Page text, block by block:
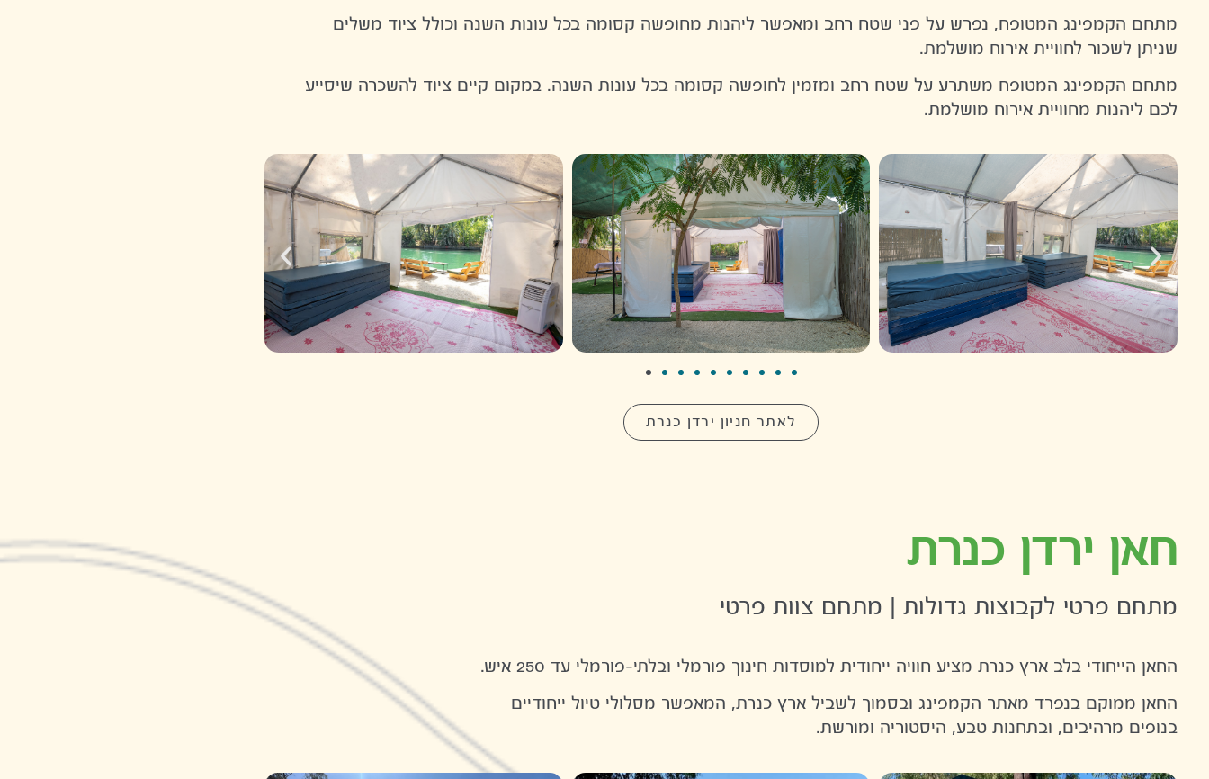
מתחם הקמפינג המטופח, נפרש על פני שטח רחב ומאפשר ליהנות מחופשה קסומה בכל עונות השנה וכולל ציוד משלים
שניתן לשכור לחוויית אירוח מושלמת.
מתחם הקמפינג המטופח משתרע על שטח רחב ומזמין לחופשה קסומה בכל עונות השנה. במקום קיים ציוד להשכרה שיסייע
לכם ליהנות מחוויית אירוח מושלמת.
לאתר חניון ירדן כנרת
חאן ירדן כנרת
מתחם פרטי לקבוצות גדולות | מתחם צוות פרטי
החאן הייחודי בלב ארץ כנרת מציע חוויה ייחודית למוסדות חינוך פורמלי ובלתי-פורמלי עד 250 איש.
החאן ממוקם בנפרד מאתר הקמפינג ובסמוך לשביל ארץ כנרת, המאפשר מסלולי טיול ייחודיים
בנופים מרהיבים, ובתחנות טבע, היסטוריה ומורשת.